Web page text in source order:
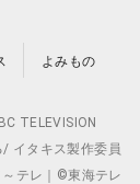
よみもの
TELEVISION
イタキス製作委員
テレ｜©東海テレ